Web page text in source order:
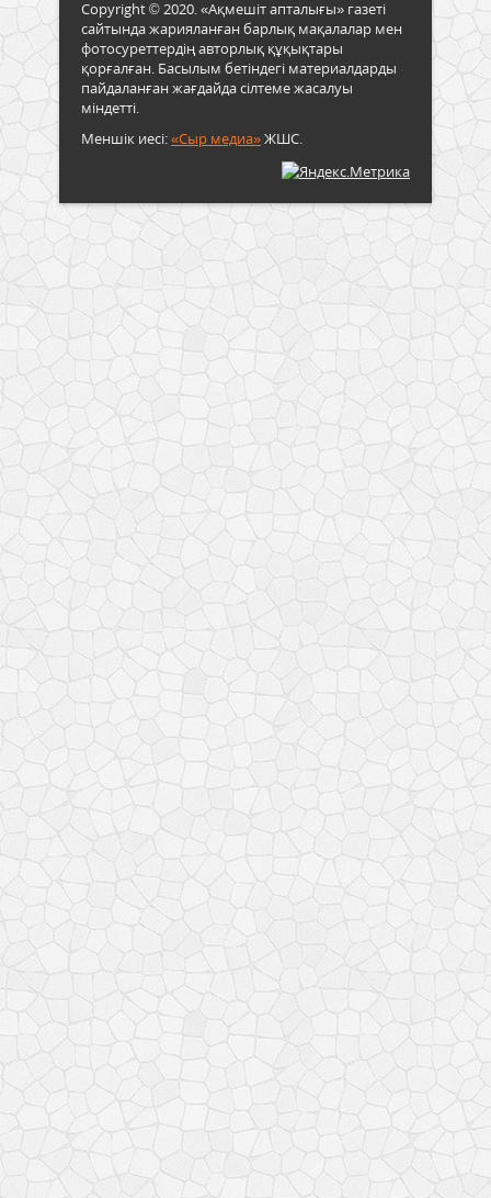
Copyright © 2020. «Ақмешіт апталығы» газеті
сайтында жарияланған барлық мақалалар мен
фотосуреттердің авторлық құқықтары
қорғалған. Басылым бетіндегі материалдарды
пайдаланған жағдайда сілтеме жасалуы
міндетті.
Меншік иесі:«Сыр медиа»ЖШС.